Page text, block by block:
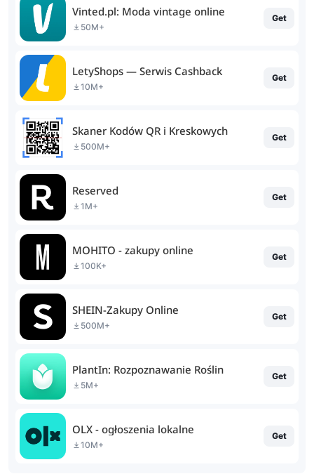
Vinted.pl: Moda vintage online
50M+
Get
LetyShops — Serwis Cashback
10M+
Get
Skaner Kodów QR i Kreskowych
500M+
Get
Reserved
1M+
Get
MOHITO - zakupy online
100K+
Get
SHEIN-Zakupy Online
500M+
Get
PlantIn: Rozpoznawanie Roślin
5M+
Get
OLX - ogłoszenia lokalne
10M+
Get